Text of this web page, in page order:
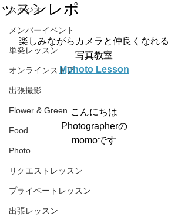
スタジオ
メンバーイベント
単発レッスン
オンラインストア
出張撮影
Flower & Green
Food
Photo
リクエストレッスン
プライベートレッスン
出張レッスン
ッスンレポ
楽しみながらカメラと仲良くなれる
写真教室
Mphoto Lesson
こんにちは
Photographerの
momoです